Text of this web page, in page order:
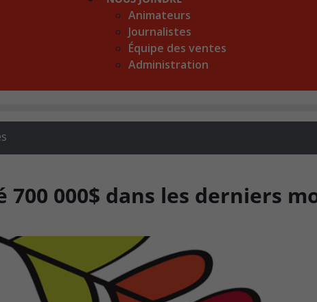
Animateurs
Journalistes
Équipe des ventes
Administration
700 000$ dans les derniers